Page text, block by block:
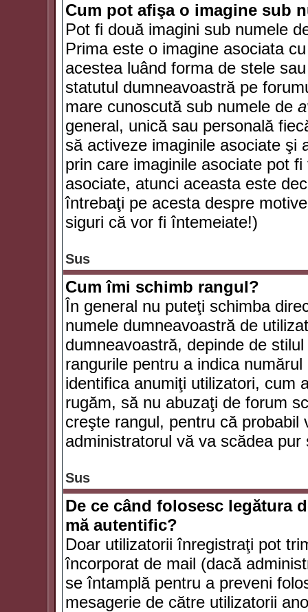
Cum pot afişa o imagine sub
Pot fi două imagini sub numele
Prima este o imagine asociata
acestea luând forma de stele
statutul dumneavoastră pe
mare cunoscută sub numele de
general, unică sau personală
să activeze imaginile asociate şi
prin care imaginile asociate pot
asociate, atunci aceasta este
întrebaţi pe acesta despre
siguri că vor fi întemeiate!)
Sus
Cum îmi schimb rangul?
În general nu puteţi schimba
numele dumneavoastră de
dumneavoastră, depinde de
rangurile pentru a indica
identifica anumiţi utilizatori, cum
rugăm, să nu abuzaţi de forum
creşte rangul, pentru că
administratorul vă va scădea
Sus
De ce când folosesc legătura
mă autentific?
Doar utilizatorii înregistraţi pot
încorporat de mail (dacă
se întamplă pentru a preveni
mesagerie de către utilizatorii